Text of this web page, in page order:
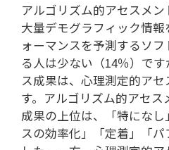
アルゴリズム的アセスメ
大量デモグラフィック情
ォーマンスを予測するソ
る人は少ない（14％）で
ス成果は、心理測定的ア
す。アルゴリズム的アセ
成果の上位は、「特にな
スの効率化」「定着」「